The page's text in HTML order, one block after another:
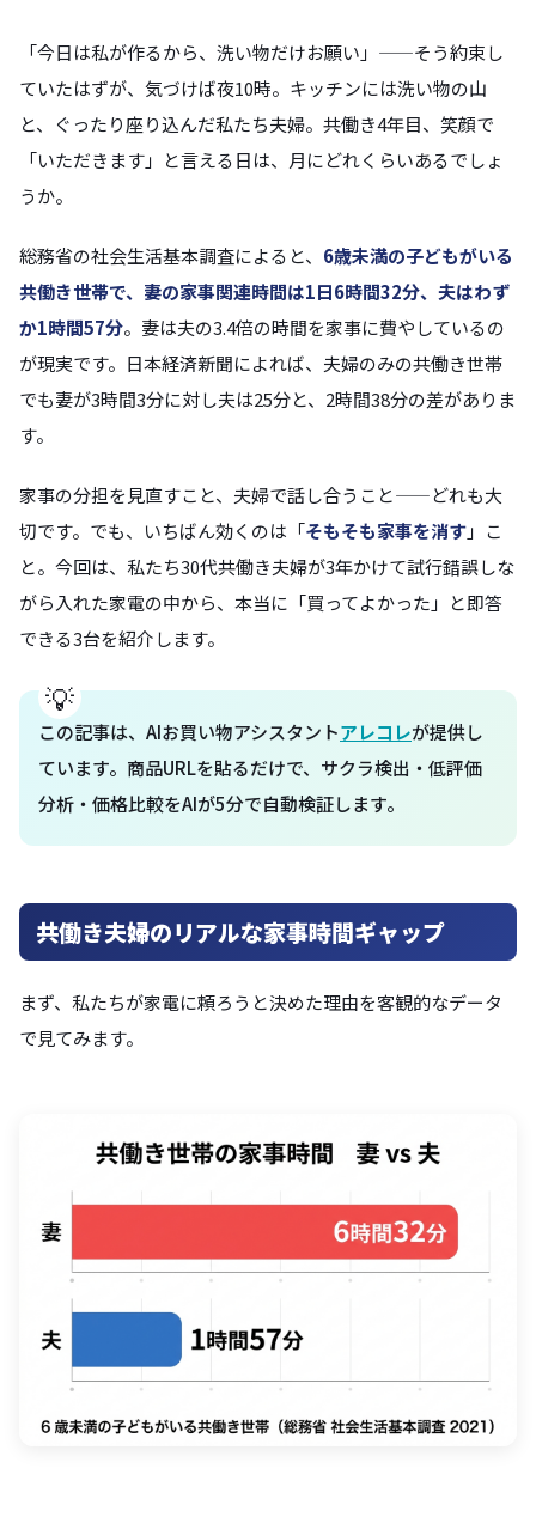
「今日は私が作るから、洗い物だけお願い」——そう約束し
ていたはずが、気づけば夜10時。キッチンには洗い物の山
と、ぐったり座り込んだ私たち夫婦。共働き4年目、笑顔で
「いただきます」と言える日は、月にどれくらいあるでしょ
うか。
総務省の社会生活基本調査によると、 6歳未満の子どもがいる
共働き世帯で、妻の家事関連時間は1日6時間32分、夫はわず
か1時間57分。妻は夫の3.4倍の時間を家事に費やしているの
が現実です。日本経済新聞によれば、夫婦のみの共働き世帯
でも妻が3時間3分に対し夫は25分と、2時間38分の差がありま
す。
家事の分担を見直すこと、夫婦で話し合うこと——どれも大
切です。でも、いちばん効くのは「そもそも家事を消す」こ
と。今回は、私たち30代共働き夫婦が3年かけて試行錯誤しな
がら入れた家電の中から、本当に「買ってよかった」と即答
できる3台を紹介します。
この記事は、AIお買い物アシスタントアレコレが提供し
ています。商品URLを貼るだけで、サクラ検出・低評価
分析・価格比較をAIが5分で自動検証します。
共働き夫婦のリアルな家事時間ギャップ
まず、私たちが家電に頼ろうと決めた理由を客観的なデータ
で見てみます。